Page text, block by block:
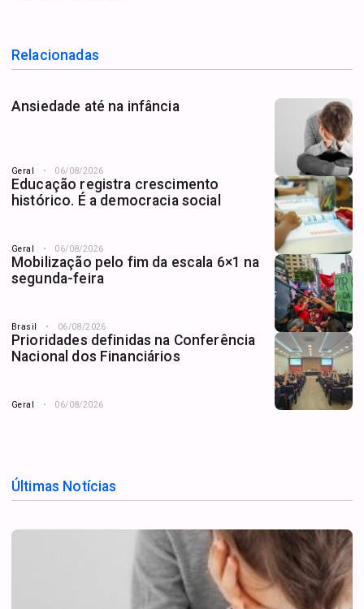
Relacionadas
Ansiedade até na infância
Geral 06/08/2026
Educação registra crescimento
histórico. É a democracia social
Geral 06/08/2026
Mobilização pelo fim da escala 6×1 na
segunda-feira
Brasil 06/08/2026
Prioridades definidas na Conferência
Nacional dos Financiários
Geral 06/08/2026
Últimas Notícias